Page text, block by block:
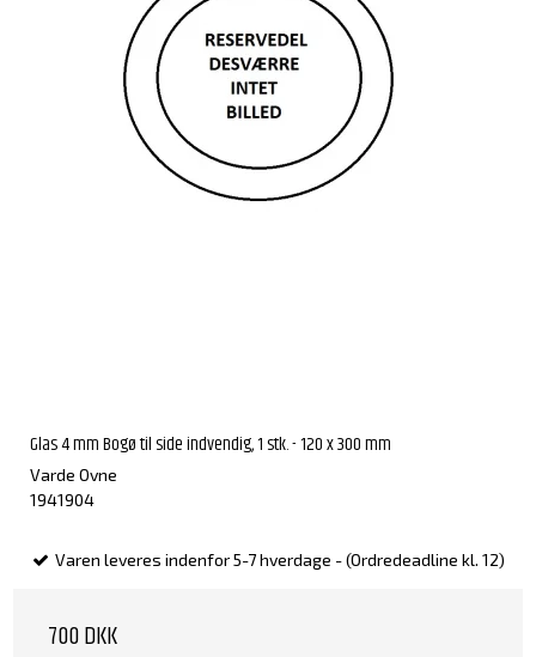
Glas 4 mm Bogø til side indvendig, 1 stk. - 120 x 300 mm
Varde Ovne
1941904
Varen leveres indenfor 5-7 hverdage - (Ordredeadline kl. 12)
700 DKK